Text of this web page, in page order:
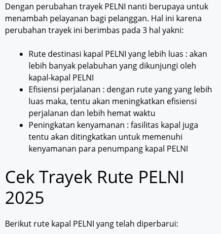
Dengan perubahan trayek PELNI nanti berupaya untuk
menambah pelayanan bagi pelanggan. Hal ini karena
perubahan trayek ini berimbas pada 3 hal yakni:
Rute destinasi kapal PELNI yang lebih luas : akan
lebih banyak pelabuhan yang dikunjungi oleh
kapal-kapal PELNI
Efisiensi perjalanan : dengan rute yang yang lebih
luas maka, tentu akan meningkatkan efisiensi
perjalanan dan lebih hemat waktu
Peningkatan kenyamanan : fasilitas kapal juga
tentu akan ditingkatkan untuk memenuhi
kenyamanan para penumpang kapal PELNI
Cek Trayek Rute PELNI
2025
Berikut rute kapal PELNI yang telah diperbarui: